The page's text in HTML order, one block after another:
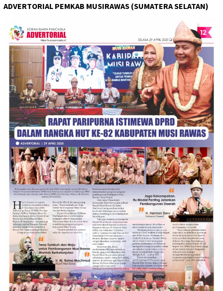
ADVERTORIAL PEMKAB MUSIRAWAS (SUMATERA SELATAN)